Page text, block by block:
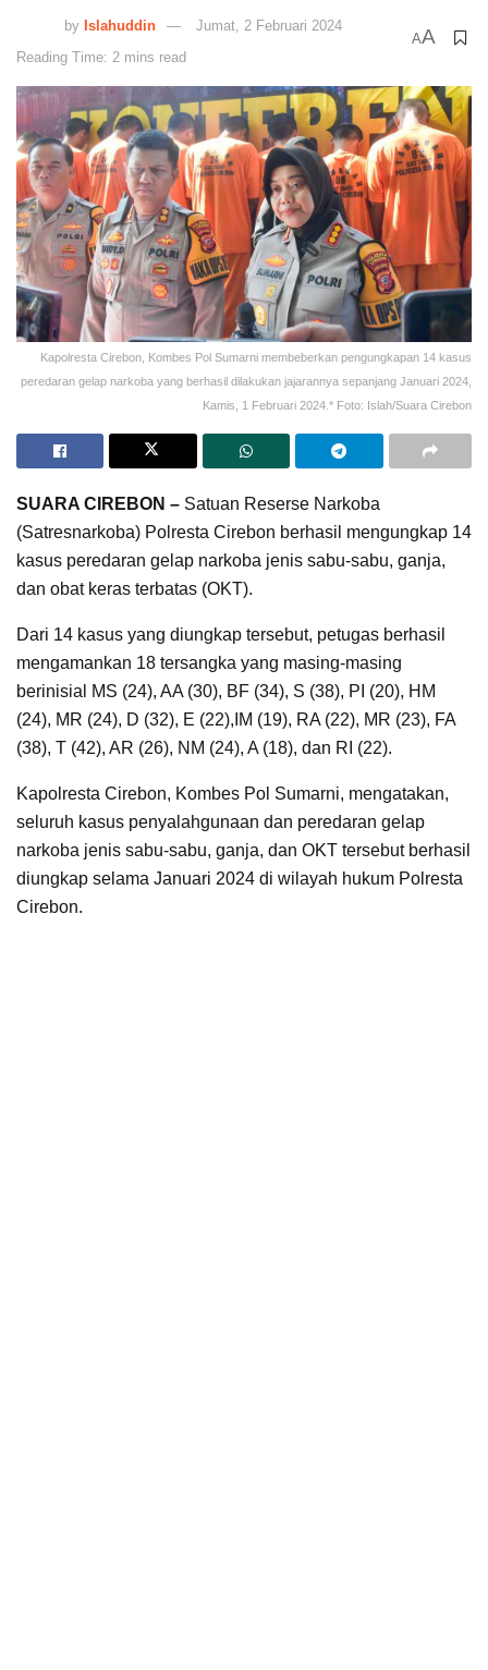
by Islahuddin
Jumat, 2 Februari 2024
Reading Time: 2 mins read
AA
Kapolresta Cirebon, Kombes Pol Sumarni membeberkan pengungkapan 14 kasus
peredaran gelap narkoba yang berhasil dilakukan jajarannya sepanjang Januari 2024,
Kamis, 1 Februari 2024.* Foto: Islah/Suara Cirebon
SUARA CIREBON – Satuan Reserse Narkoba
(Satresnarkoba) Polresta Cirebon berhasil mengungkap 14
kasus peredaran gelap narkoba jenis sabu-sabu, ganja,
dan obat keras terbatas (OKT).
Dari 14 kasus yang diungkap tersebut, petugas berhasil
mengamankan 18 tersangka yang masing-masing
berinisial MS (24), AA (30), BF (34), S (38), PI (20), HM
(24), MR (24), D (32), E (22),IM (19), RA (22), MR (23), FA
(38), T (42), AR (26), NM (24), A (18), dan RI (22).
Kapolresta Cirebon, Kombes Pol Sumarni, mengatakan,
seluruh kasus penyalahgunaan dan peredaran gelap
narkoba jenis sabu-sabu, ganja, dan OKT tersebut berhasil
diungkap selama Januari 2024 di wilayah hukum Polresta
Cirebon.